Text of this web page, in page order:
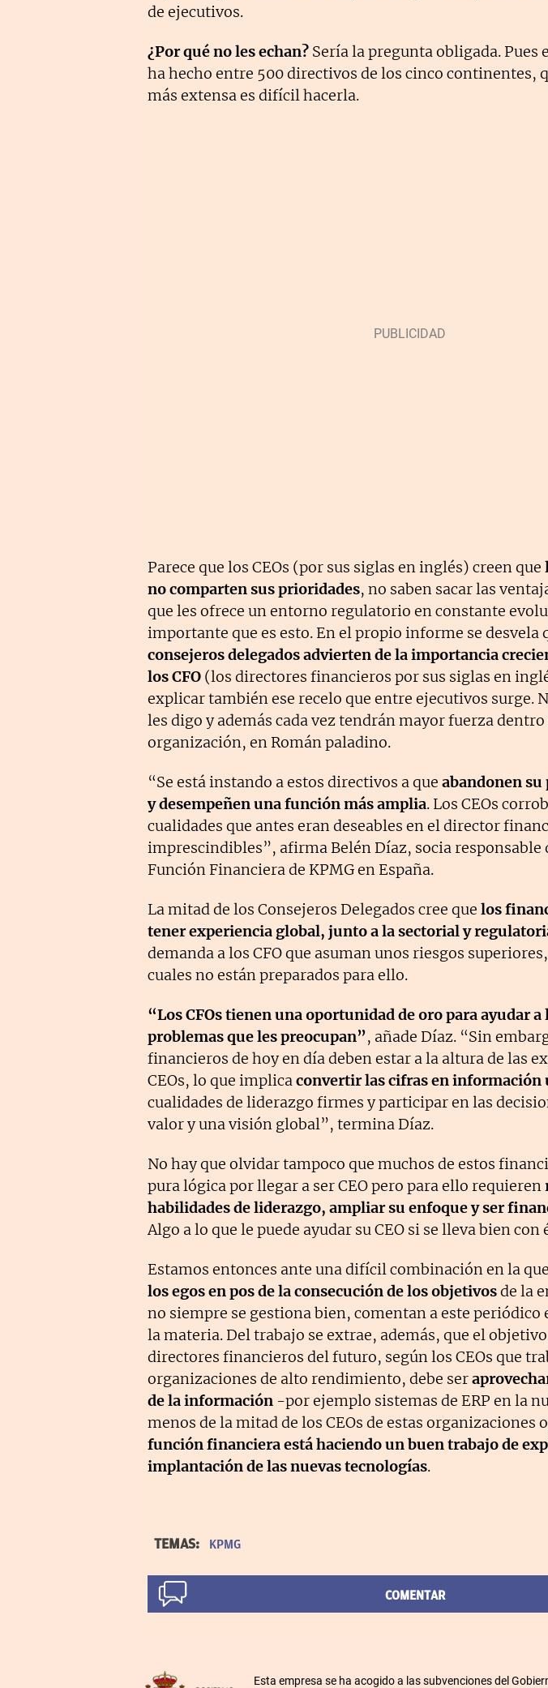
de ejecutivos.
¿Por qué no les echan? Sería la pregunta obligada. Pues
ha hecho entre 500 directivos de los cinco continentes,
más extensa es difícil hacerla.
Parece que los CEOs (por sus siglas en inglés) creen que
no comparten sus prioridades, no saben sacar las
que les ofrece un entorno regulatorio en constante
importante que es esto. En el propio informe se desvela
consejeros delegados advierten de la importancia
los CFO (los directores financieros por sus siglas en
explicar también ese recelo que entre ejecutivos surge.
les digo y además cada vez tendrán mayor fuerza dentro
organización, en Román paladino.
“Se está instando a estos directivos a que abandonen
y desempeñen una función más amplia. Los CEOs
cualidades que antes eran deseables en el director
imprescindibles”, afirma Belén Díaz, socia responsable
Función Financiera de KPMG en España.
La mitad de los Consejeros Delegados cree que los
tener experiencia global, junto a la sectorial y
demanda a los CFO que asuman unos riesgos
cuales no están preparados para ello.
“Los CFOs tienen una oportunidad de oro para ayudar a
problemas que les preocupan”, añade Díaz. “Sin
financieros de hoy en día deben estar a la altura de las
CEOs, lo que implicaconvertir las cifras en información
cualidades de liderazgo firmes y participar en las
valor y una visión global”, termina Díaz.
No hay que olvidar tampoco que muchos de estos
pura lógica por llegar a ser CEO pero para ello requieren
habilidades de liderazgo, ampliar su enfoque y ser
Algo a lo que le puede ayudar su CEO si se lleva bien con
Estamos entonces ante una difícil combinación en la
los egos en pos de la consecución de los objetivosde la
no siempre se gestiona bien, comentan a este periódico
la materia. Del trabajo se extrae, además, que el
directores financieros del futuro, según los CEOs que
organizaciones de alto rendimiento, debe ser
de la información -por ejemplo sistemas de ERP en la
menos de la mitad de los CEOs de estas organizaciones
función financiera está haciendo un buen trabajo de
implantación de las nuevas tecnologías.
TEMAS: KPMG
COMENTAR
Esta empresa se ha acogido a las subvenciones del